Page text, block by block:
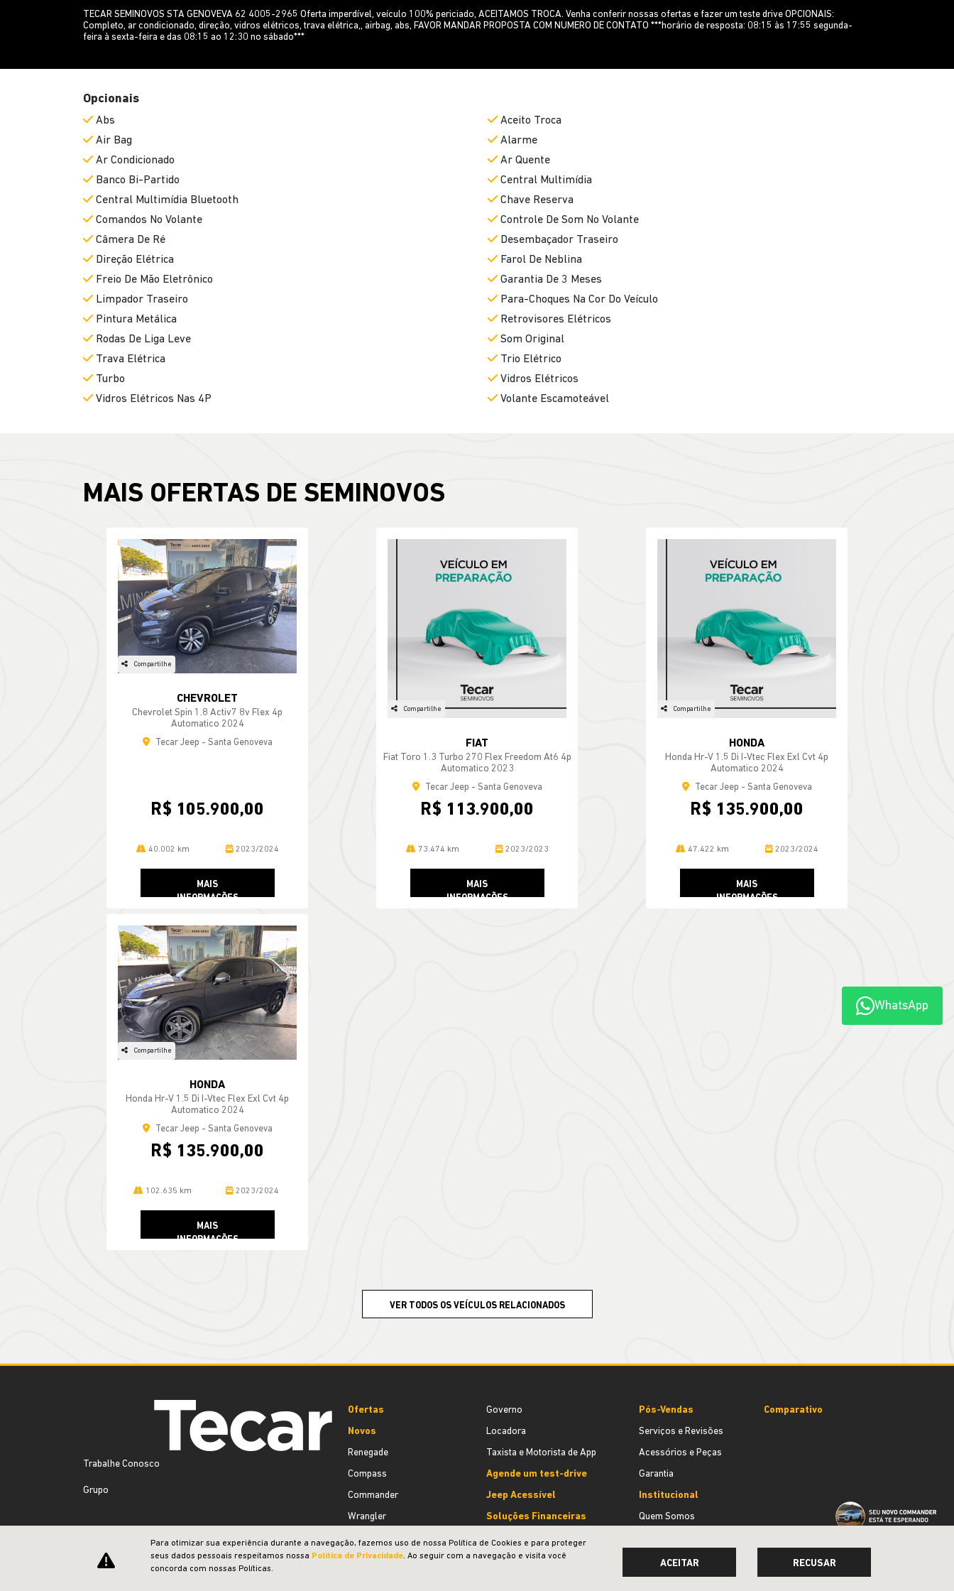
TECAR SEMINOVOS STA GENOVEVA 62 4005-2965 Oferta imperdível, veículo 100% periciado, ACEITAMOS TROCA. Venha conferir nossas ofertas e fazer um teste drive OPCIONAIS:
Completo, ar condicionado, direção, vidros elétricos, trava elétrica,, airbag, abs, FAVOR MANDAR PROPOSTA COM NUMERO DE CONTATO ***horário de resposta: 08:15 às 17:55 segunda-
feira à sexta-feira e das 08:15 ao 12:30 no sábado***
Opcionais
Abs
Aceito Troca
Air Bag
Alarme
Ar Condicionado
Ar Quente
Banco Bi-Partido
Central Multimídia
Central Multimídia Bluetooth
Chave Reserva
Comandos No Volante
Controle De Som No Volante
Câmera De Ré
Desembaçador Traseiro
Direção Elétrica
Farol De Neblina
Freio De Mão Eletrônico
Garantia De 3 Meses
Limpador Traseiro
Para-Choques Na Cor Do Veículo
Pintura Metálica
Retrovisores Elétricos
Rodas De Liga Leve
Som Original
Trava Elétrica
Trio Elétrico
Turbo
Vidros Elétricos
Vidros Elétricos Nas 4P
Volante Escamoteável
MAIS OFERTAS DE SEMINOVOS
Compartilhe
CHEVROLET
Chevrolet Spin 1.8 Activ7 8v Flex 4p
Automatico 2024
Tecar Jeep - Santa Genoveva
R$ 105.900,00
40.002 km 2023/2024
MAIS
INFORMAÇÕES
Compartilhe
FIAT
Fiat Toro 1.3 Turbo 270 Flex Freedom At6 4p
Automatico 2023
Tecar Jeep - Santa Genoveva
R$ 113.900,00
73.474 km 2023/2023
MAIS
INFORMAÇÕES
Compartilhe
HONDA
Honda Hr-V 1.5 Di I-Vtec Flex Exl Cvt 4p
Automatico 2024
Tecar Jeep - Santa Genoveva
R$ 135.900,00
47.422 km 2023/2024
MAIS
INFORMAÇÕES
Compartilhe
HONDA
Honda Hr-V 1.5 Di I-Vtec Flex Exl Cvt 4p
Automatico 2024
Tecar Jeep - Santa Genoveva
R$ 135.900,00
102.635 km 2023/2024
MAIS
INFORMAÇÕES
VER TODOS OS VEÍCULOS RELACIONADOS
WhatsApp
Trabalhe Conosco
Grupo
Ofertas
Novos
Renegade
Compass
Commander
Wrangler
Gladiator
Vendas Diretas
Governo
Locadora
Taxista e Motorista de App
Agende um test-drive
Jeep Acessível
Soluções Financeiras
Consórcio
Simulador de Financiamento
Pós-Vendas
Serviços e Revisões
Acessórios e Peças
Garantia
Institucional
Quem Somos
Trabalhe conosco
Comparativo
Para otimizar sua experiência durante a navegação, fazemos uso de nossa Política de Cookies e para proteger
seus dados pessoais respeitamos nossa Política de Privacidade. Ao seguir com a navegação e visita você
concorda com nossas Políticas.
ACEITAR RECUSAR